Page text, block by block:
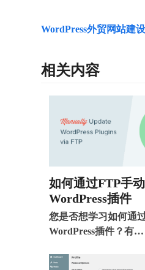
WordPress外贸网站建
相关内容
如何通过FTP手
WordPress插件
您是否想学习如何通
WordPress插件？有…